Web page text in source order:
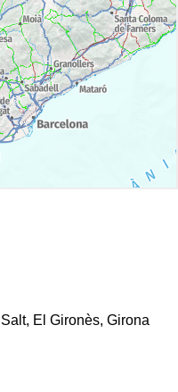
El Gironès, Girona